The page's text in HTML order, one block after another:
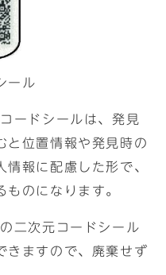
ール
ードシールは、発見
と位置情報や発見時の
報に配慮した形で、
ものになります。
二次元コードシール
きますので、廃棄せず